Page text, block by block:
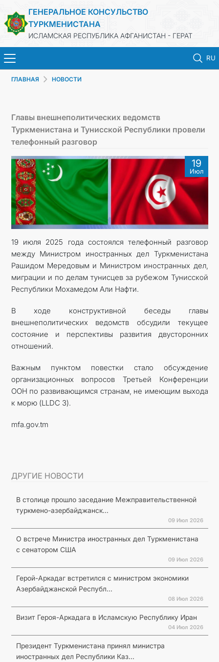
ГЕНЕРАЛЬНОЕ КОНСУЛЬСТВО
ТУРКМЕНИСТАНА
ИСЛАМСКАЯ РЕСПУБЛИКА АФГАНИСТАН - ГЕРАТ
RU
ТУРКМЕНИСТАН
КОНСУЛЬСКИЕ УСЛУГИ
МИД
КОНТАКТНЫЕ ДАННЫЕ
ГЛАВНАЯ НОВОСТИ
Главы внешнеполитических ведомств
Туркменистана и Тунисской Республики провели
телефонный разговор
19
Июл
19 июля 2025 года состоялся телефонный разговор
между Министром иностранных дел Туркменистана
Рашидом Мередовым и Министром иностранных дел,
миграции и по делам тунисцев за рубежом Тунисской
Республики Мохамедом Али Нафти.
В ходе конструктивной беседы главы
внешнеполитических ведомств обсудили текущее
состояние и перспективы развития двусторонних
отношений.
Важным пунктом повестки стало обсуждение
организационных вопросов Третьей Конференции
ООН по развивающимся странам, не имеющим выхода
к морю (LLDC 3).
mfa.gov.tm
ДРУГИЕ НОВОСТИ
В столице прошло заседание Межправительственной
туркмено-азербайджанск...
09 Июл 2026
О встрече Министра иностранных дел Туркменистана
с сенатором США
09 Июл 2026
Герой-Аркадаг встретился с министром экономики
Азербайджанской Республ...
08 Июл 2026
Визит Героя-Аркадага в Исламскую Республику Иран
04 Июл 2026
Президент Туркменистана принял министра
иностранных дел Республики Каз...